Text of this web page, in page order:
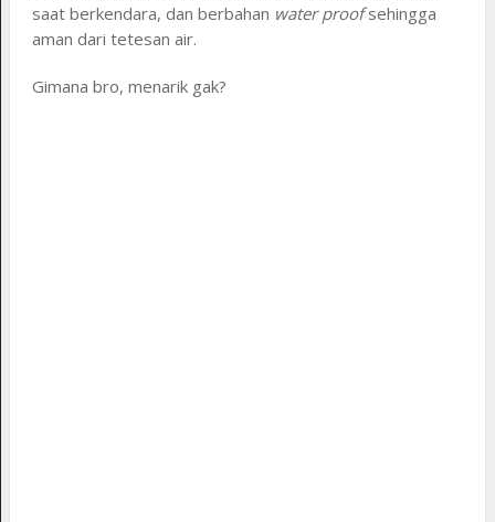
saat berkendara, dan berbahan water proofsehingga
aman dari tetesan air.
Gimana bro, menarik gak?